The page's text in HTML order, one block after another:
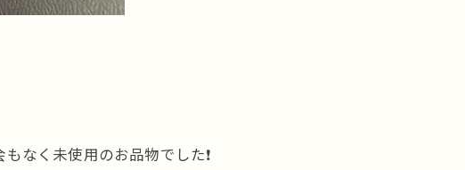
なく未使用のお品物でした❗️